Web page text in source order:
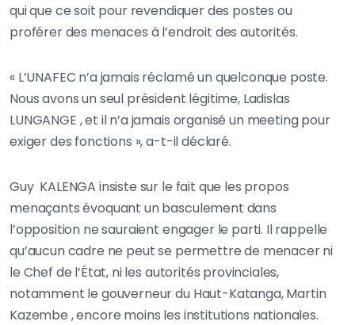
qui que ce soit pour revendiquer des postes ou
proférer des menaces à l’endroit des autorités.
« L’UNAFEC n’a jamais réclamé un quelconque poste.
Nous avons un seul président légitime, Ladislas
LUNGANGE , et il n’a jamais organisé un meeting pour
exiger des fonctions », a-t-il déclaré.
Guy KALENGA insiste sur le fait que les propos
menaçants évoquant un basculement dans
l’opposition ne sauraient engager le parti. Il rappelle
qu’aucun cadre ne peut se permettre de menacer ni
le Chef de l’État, ni les autorités provinciales,
notamment le gouverneur du Haut-Katanga, Martin
Kazembe , encore moins les institutions nationales.